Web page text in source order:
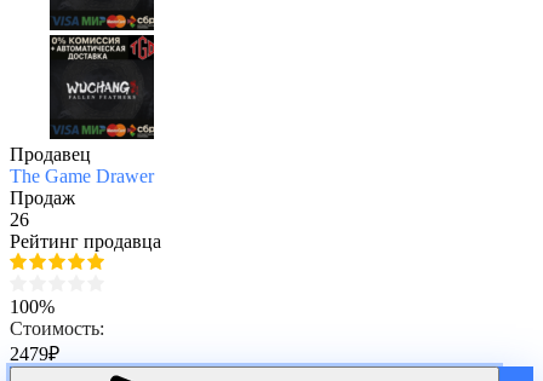
Продавец
The Game Drawer
Продаж
26
Рейтинг продавца
100%
Стоимость:
2479₽